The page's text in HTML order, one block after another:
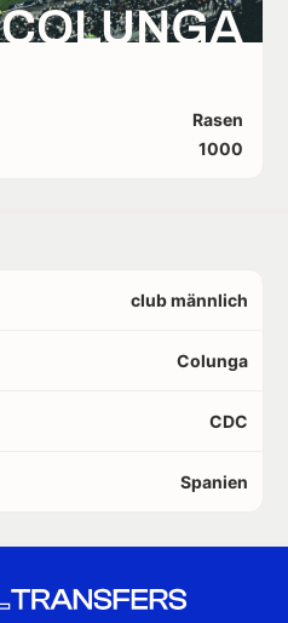
COLUNGA
Rasen
1000
club männlich
Colunga
CDC
Spanien